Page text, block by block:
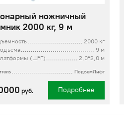
ножничный
2000 кг, 9 м
2000 кг
9 м
(Ш*Г)
2,0*2,0 м
ПодъемЛифт
руб. Подробнее